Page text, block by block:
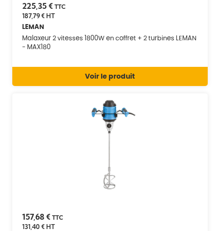
225,35 € TTC
187,79 €HT
LEMAN
Malaxeur 2 vitesses 1800W en coffret + 2 turbines LEMAN
- MAX180
Voir le produit
157,68 € TTC
131,40 €HT